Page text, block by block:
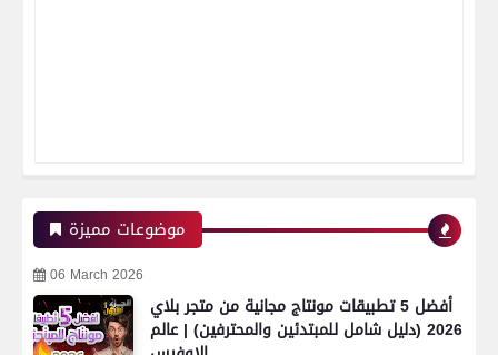
موضوعات مميزة
06 March 2026
أفضل 5 تطبيقات مونتاج مجانية من متجر بلاي
2026 (دليل شامل للمبتدئين والمحترفين) | عالم